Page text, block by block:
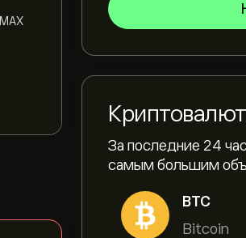
За последние 24
самым большим
BTC
Bitcoin
MAX